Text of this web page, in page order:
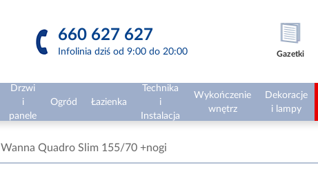
660 627 627
Infolinia dziś od 9:00 do 20:00 Gazetki
Drzwi
i
panele
Ogród Łazienka
Technika
i
Instalacja
Wykończenie
wnętrz
Dekoracje
i lampy
Wanna Quadro Slim 155/70 +nogi